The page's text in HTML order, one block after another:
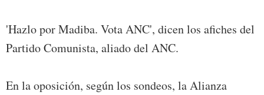
'Hazlo por Madiba. Vota ANC', dicen los afiches del
Partido Comunista, aliado del ANC.
En la oposición, según los sondeos, la Alianza